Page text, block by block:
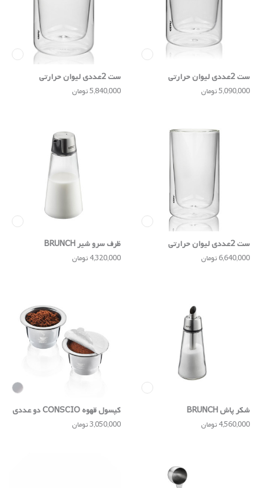
ست 2عددی لیوان حرارتی
80میلی‌لیتری MIRA
5,090,000 تومان
ست 2عددی لیوان حرارتی
235میلی‌لیتری MIRA
5,840,000 تومان
ست 2عددی لیوان حرارتی
350میلی‌لیتری MIRA
6,640,000 تومان
ظرف سرو شیر BRUNCH
4,320,000 تومان
شکر پاش BRUNCH
4,560,000 تومان
کپسول قهوه CONSCIO دو عددی
3,050,000 تومان